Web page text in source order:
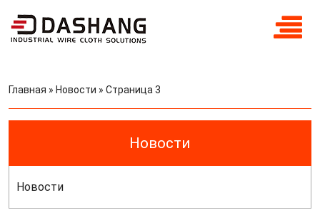
Главная » Новости » Страница 3
Новости
Новости